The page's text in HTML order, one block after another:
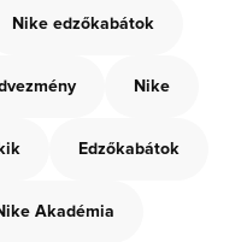
Nike edzőkabátok
Nike
Edzőkabátok
Akadémia